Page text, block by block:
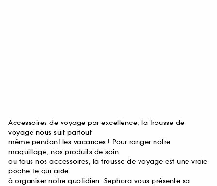
Accessoires de voyage par excellence, la trousse de
voyage nous suit partout
même pendant les vacances ! Pour ranger notre
maquillage, nos produits de soin
ou tous nos accessoires, la trousse de voyage est une vraie
pochette qui aide
à organiser notre quotidien. Sephora vous présente sa